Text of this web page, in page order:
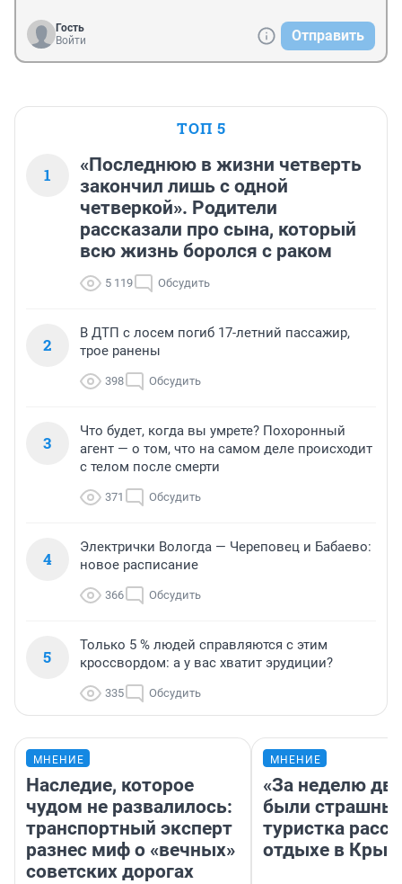
Гость
Войти
Отправить
ТОП 5
1
«Последнюю в жизни четверть
закончил лишь с одной
четверкой». Родители
рассказали про сына, который
всю жизнь боролся с раком
5 119 Обсудить
2
В ДТП с лосем погиб 17-летний пассажир,
трое ранены
398 Обсудить
3
Что будет, когда вы умрете? Похоронный
агент — о том, что на самом деле происходит
с телом после смерти
371 Обсудить
4
Электрички Вологда — Череповец и Бабаево:
новое расписание
366 Обсудить
5
Только 5 % людей справляются с этим
кроссвордом: а у вас хватит эрудиции?
335 Обсудить
МНЕНИЕ
Наследие, которое
чудом не развалилось:
транспортный эксперт
разнес миф о «вечных»
советских дорогах
МНЕНИЕ
«За неделю
были
туристка
отдыхе в